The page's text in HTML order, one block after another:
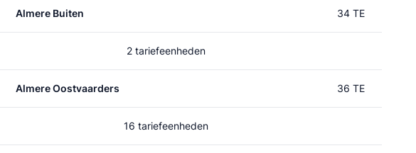
Almere Buiten 34 TE
2 tariefeenheden
Almere Oostvaarders 36 TE
16 tariefeenheden